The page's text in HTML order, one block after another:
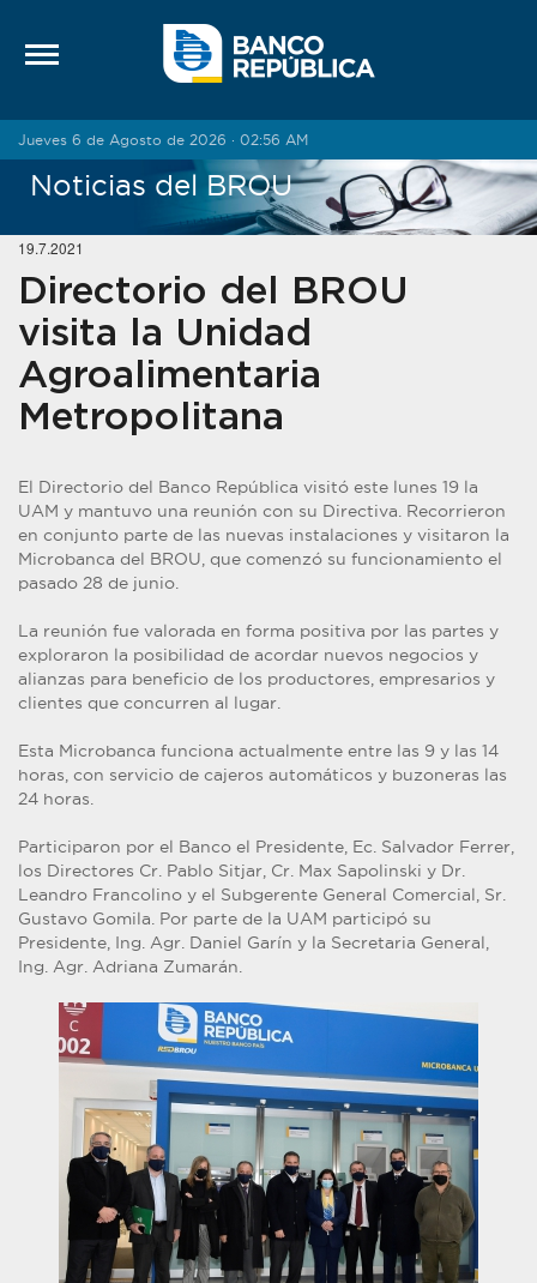
Jueves 6 de Agosto de 2026 · 02:56 AM
Noticias del BROU
19.7.2021
Directorio del BROU
visita la Unidad
Agroalimentaria
Metropolitana
El Directorio del Banco República visitó este lunes 19 la
UAM y mantuvo una reunión con su Directiva. Recorrieron
en conjunto parte de las nuevas instalaciones y visitaron la
Microbanca del BROU, que comenzó su funcionamiento el
pasado 28 de junio.
La reunión fue valorada en forma positiva por las partes y
exploraron la posibilidad de acordar nuevos negocios y
alianzas para beneficio de los productores, empresarios y
clientes que concurren al lugar.
Esta Microbanca funciona actualmente entre las 9 y las 14
horas, con servicio de cajeros automáticos y buzoneras las
24 horas.
Participaron por el Banco el Presidente, Ec. Salvador Ferrer,
los Directores Cr. Pablo Sitjar, Cr. Max Sapolinski y Dr.
Leandro Francolino y el Subgerente General Comercial, Sr.
Gustavo Gomila. Por parte de la UAM participó su
Presidente, Ing. Agr. Daniel Garín y la Secretaria General,
Ing. Agr. Adriana Zumarán.